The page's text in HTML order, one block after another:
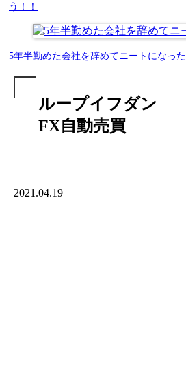
う！！
5年半勤めた会社を辞めてニートになった
ループイフダン
FX自動売買
2021.04.19